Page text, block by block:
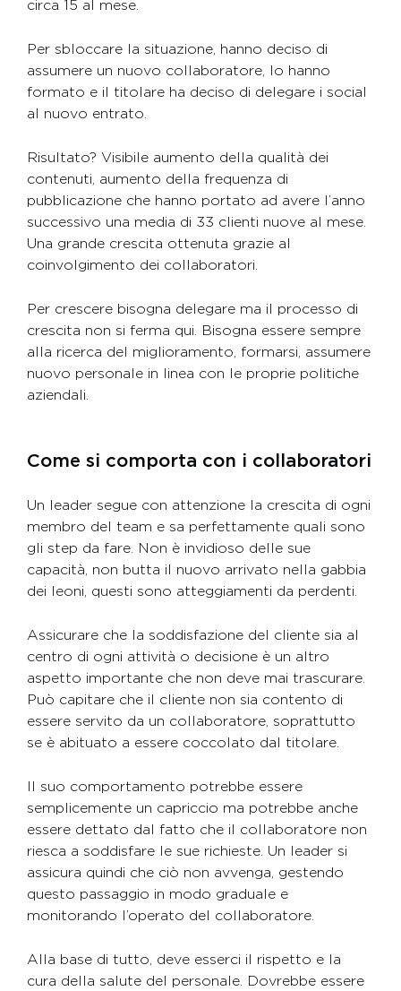
circa 15 al mese.
Per sbloccare la situazione, hanno deciso di
assumere un nuovo collaboratore, lo hanno
formato e il titolare ha deciso di delegare i social
al nuovo entrato.
Risultato? Visibile aumento della qualità dei
contenuti, aumento della frequenza di
pubblicazione che hanno portato ad avere l’anno
successivo una media di 33 clienti nuove al mese.
Una grande crescita ottenuta grazie al
coinvolgimento dei collaboratori.
Per crescere bisogna delegare ma il processo di
crescita non si ferma qui. Bisogna essere sempre
alla ricerca del miglioramento, formarsi, assumere
nuovo personale in linea con le proprie politiche
aziendali.
Come si comporta con i collaboratori
Un leader segue con attenzione la crescita di ogni
membro del team e sa perfettamente quali sono
gli step da fare. Non è invidioso delle sue
capacità, non butta il nuovo arrivato nella gabbia
dei leoni, questi sono atteggiamenti da perdenti.
Assicurare che la soddisfazione del cliente sia al
centro di ogni attività o decisione è un altro
aspetto importante che non deve mai trascurare.
Può capitare che il cliente non sia contento di
essere servito da un collaboratore, soprattutto
se è abituato a essere coccolato dal titolare.
Il suo comportamento potrebbe essere
semplicemente un capriccio ma potrebbe anche
essere dettato dal fatto che il collaboratore non
riesca a soddisfare le sue richieste. Un leader si
assicura quindi che ciò non avvenga, gestendo
questo passaggio in modo graduale e
monitorando l’operato del collaboratore.
Alla base di tutto, deve esserci il rispetto e la
cura della salute del personale. Dovrebbe essere